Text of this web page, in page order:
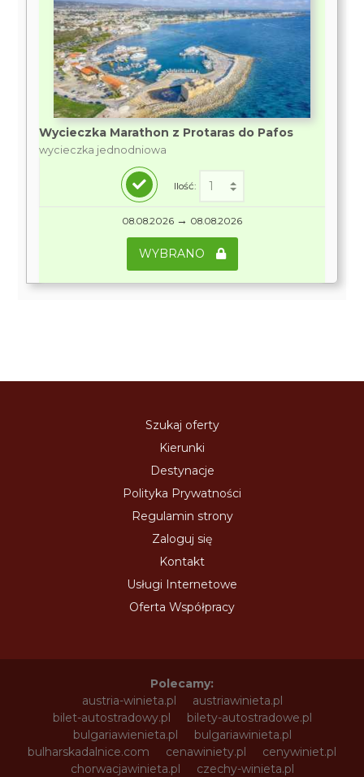
Wycieczka Marathon z Protaras do Pafos
wycieczka jednodniowa
Ilość:
08.08.2026 → 08.08.2026
WYBRANO
Szukaj oferty
Kierunki
Destynacje
Polityka Prywatności
Regulamin strony
Zaloguj się
Kontakt
Usługi Internetowe
Oferta Współpracy
Polecamy:
austria-winieta.pl
austriawinieta.pl
bilet-autostradowy.pl
bilety-autostradowe.pl
bulgariawienieta.pl
bulgariawinieta.pl
bulharskadalnice.com
cenawiniety.pl
cenywiniet.pl
chorwacjawinieta.pl
czechy-winieta.pl